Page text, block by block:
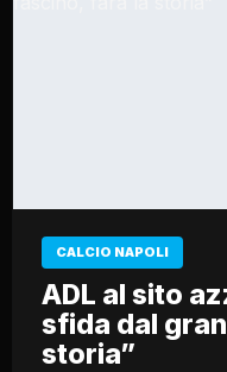
CALCIO NAPOLI
ADL al sito
sfida dal
storia”